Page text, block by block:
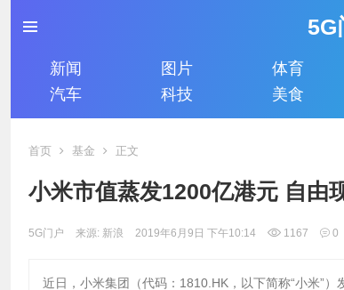
5G
新闻 图片 体育
汽车
科技 美食
首页 基金 正文
小米市值蒸发1200亿港元 自由
5G门户 来源: 新浪 2019年6月9日 下午10:14 1167 0
近日，小米集团（代码：1810.HK，以下简称“小米”